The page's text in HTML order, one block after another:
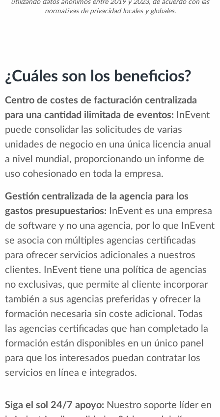
utilizando datos anónimos entre 2019 y 2023, de acuerdo con las
normativas de privacidad locales y globales.
¿Cuáles son los beneficios?
Centro de costes de facturación centralizada
para una cantidad ilimitada de eventos: InEvent
puede consolidar las solicitudes de varias
unidades de negocio en una única licencia anual
a nivel mundial, proporcionando un informe de
uso cohesionado en toda la empresa.
Gestión centralizada de la agencia para los
gastos presupuestarios: InEvent es una empresa
de software y no una agencia, por lo que InEvent
se asocia con múltiples agencias certificadas
para ofrecer servicios adicionales a nuestros
clientes. InEvent tiene una política de agencias
no exclusivas, que permite al cliente incorporar
también a sus agencias preferidas y ofrecer la
formación necesaria sin coste adicional. Todas
las agencias certificadas que han completado la
formación están disponibles en un único panel
para que los interesados puedan contratar los
servicios en línea e integrados.
Siga el sol 24/7 apoyo: Nuestro soporte líder en